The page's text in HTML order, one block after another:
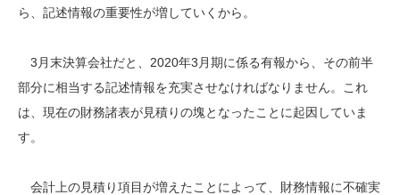
ら、記述情報の重要性が増していくから。
3月末決算会社だと、2020年3月期に係る有報から、その前半
部分に相当する記述情報を充実させなければなりません。これ
は、現在の財務諸表が見積りの塊となったことに起因していま
す。
会計上の見積り項目が増えたことによって、財務情報に不確実